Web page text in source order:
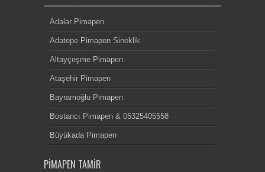
Adalar Pimapen
Adatepe Pimapen Sineklik
Altayçeşme Pimapen
Ataşehir Pimapen
Bayramoğlu Pimapen
Bostancı Pimapen & 05325405558
Büyükada Pimapen
PIMAPEN TAMIR